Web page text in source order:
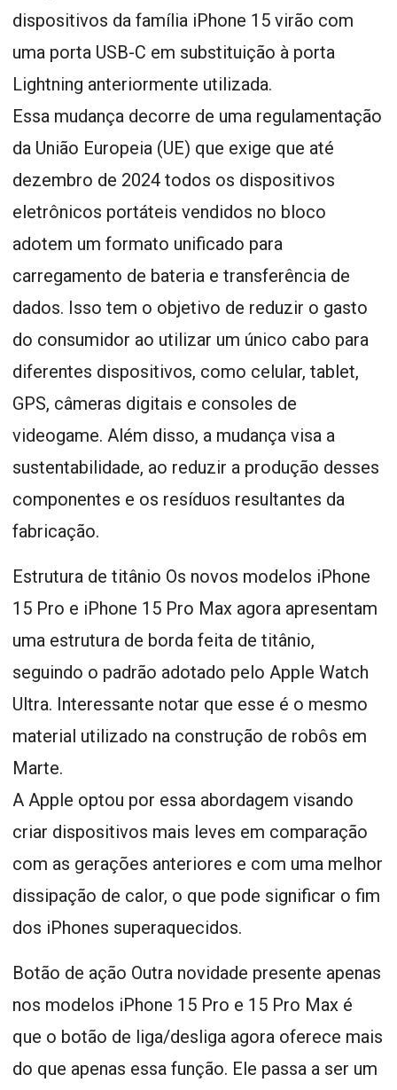
dispositivos da família iPhone 15 virão com
uma porta USB-C em substituição à porta
Lightning anteriormente utilizada.
Essa mudança decorre de uma regulamentação
da União Europeia (UE) que exige que até
dezembro de 2024 todos os dispositivos
eletrônicos portáteis vendidos no bloco
adotem um formato unificado para
carregamento de bateria e transferência de
dados. Isso tem o objetivo de reduzir o gasto
do consumidor ao utilizar um único cabo para
diferentes dispositivos, como celular, tablet,
GPS, câmeras digitais e consoles de
videogame. Além disso, a mudança visa a
sustentabilidade, ao reduzir a produção desses
componentes e os resíduos resultantes da
fabricação.
Estrutura de titânio Os novos modelos iPhone
15 Pro e iPhone 15 Pro Max agora apresentam
uma estrutura de borda feita de titânio,
seguindo o padrão adotado pelo Apple Watch
Ultra. Interessante notar que esse é o mesmo
material utilizado na construção de robôs em
Marte.
A Apple optou por essa abordagem visando
criar dispositivos mais leves em comparação
com as gerações anteriores e com uma melhor
dissipação de calor, o que pode significar o fim
dos iPhones superaquecidos.
Botão de ação Outra novidade presente apenas
nos modelos iPhone 15 Pro e 15 Pro Max é
que o botão de liga/desliga agora oferece mais
do que apenas essa função. Ele passa a ser um